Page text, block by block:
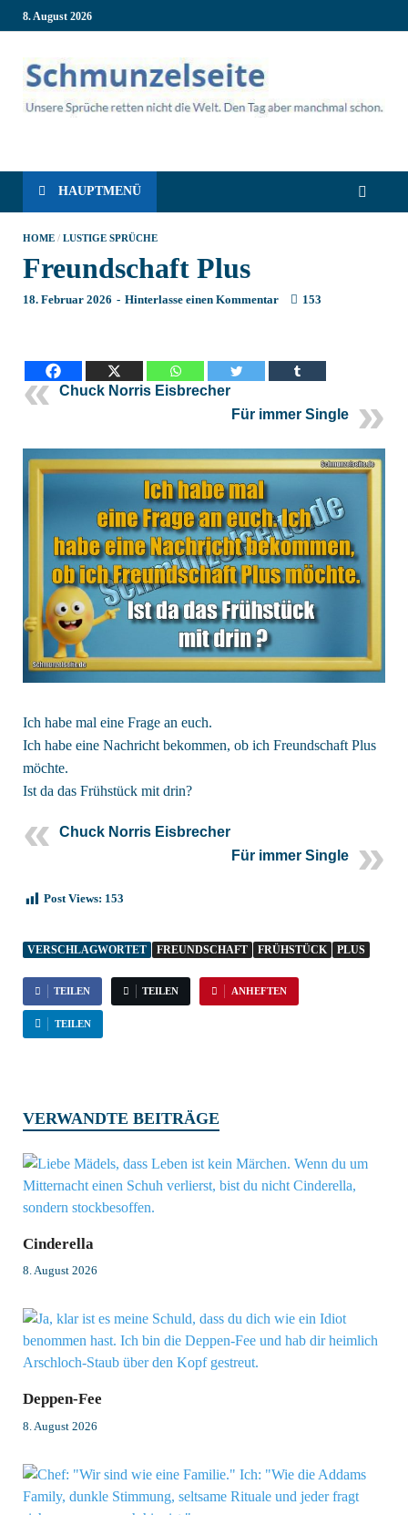
8. August 2026
lustige Sprüche für
intensives Schmunzeln
jede Situation: Leben, Job, Liebe, Geburtstag & mehr. Lachen ist hier
garantiert!
HAUPTMENÜ
HOME / LUSTIGE SPRÜCHE
Freundschaft Plus
18. Februar 2026 - Hinterlasse einen Kommentar 153
Chuck Norris Eisbrecher
Für immer Single
Ich habe mal eine Frage an euch.
Ich habe eine Nachricht bekommen, ob ich Freundschaft Plus
möchte.
Ist da das Frühstück mit drin?
Chuck Norris Eisbrecher
Für immer Single
Post Views: 153
VERSCHLAGWORTET FREUNDSCHAFT FRÜHSTÜCK PLUS
TEILEN TEILEN ANHEFTEN
TEILEN
VERWANDTE BEITRÄGE
Cinderella
8. August 2026
Deppen-Fee
8. August 2026